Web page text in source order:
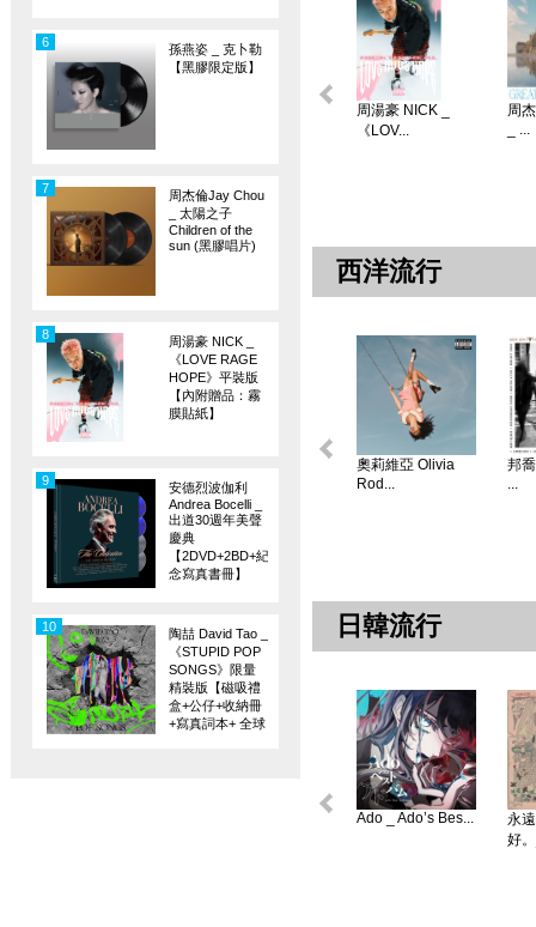
孫燕姿 _ 克卜勒
【黑膠限定版】
6
周杰倫Jay Chou
_ 太陽之子
Children of the
sun (黑膠唱片)
7
周湯豪 NICK _
《LOVE RAGE
HOPE》平裝版
【內附贈品：霧
膜貼紙】
8
安德烈波伽利
Andrea Bocelli _
出道30週年美聲
慶典
【2DVD+2BD+紀
念寫真書冊】
9
陶喆 David Tao _
《STUPID POP
SONGS》限量
精裝版【磁吸禮
盒+公仔+收納冊
+寫真詞本+ 全球
10
周湯豪 NICK _
《LOV...
周
_ ...
西洋流行
奧莉維亞 Olivia
Rod...
邦
...
日韓流行
Ado _ Ado’s Bes...
永
好